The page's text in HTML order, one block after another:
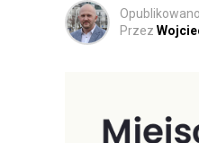
Opublikowano
Przez